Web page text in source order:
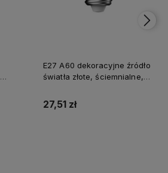
E27 A60 dekoracyjne źródło
światła złote, ściemnialne,
27,51 zł